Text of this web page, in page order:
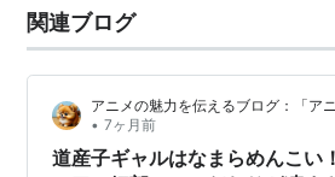
関連ブログ
アニメの魅力を伝えるブログ：「ア
• 7ヶ月前
道産子ギャルはなまらめんこい